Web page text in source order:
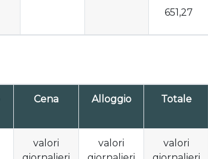
651,27
Cena Alloggio Totale
valori
valori
valori